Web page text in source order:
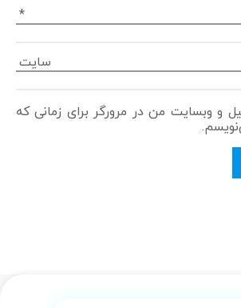
*
سایت
و وبسایت من در مرورگر برای زمانی که